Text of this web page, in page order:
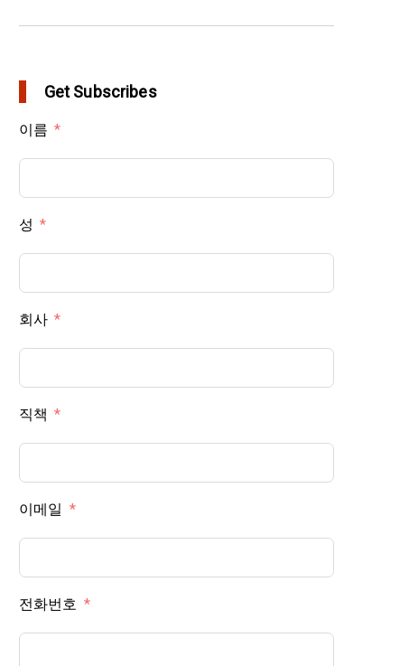
Get Subscribes
이름
성
회사
직책
이메일
전화번호